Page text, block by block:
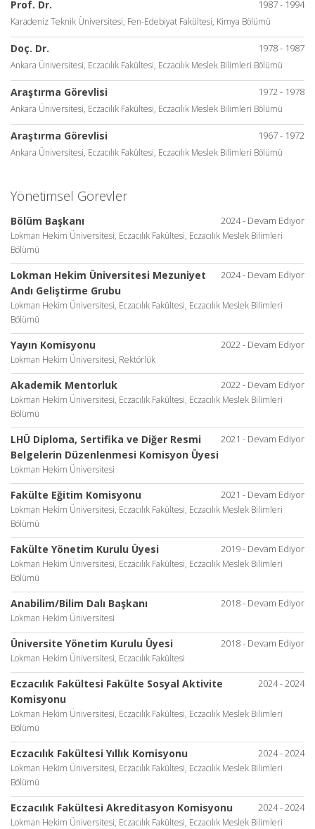
1987 - 1994
Prof. Dr.
Karadeniz Teknik Üniversitesi, Fen-Edebiyat Fakültesi, Kimya Bölümü
1978 - 1987
Doç. Dr.
Ankara Üniversitesi, Eczacılık Fakültesi, Eczacılık Meslek Bilimleri Bölümü
1972 - 1978
Araştırma Görevlisi
Ankara Üniversitesi, Eczacılık Fakültesi, Eczacılık Meslek Bilimleri Bölümü
1967 - 1972
Araştırma Görevlisi
Ankara Üniversitesi, Eczacılık Fakültesi, Eczacılık Meslek Bilimleri Bölümü
Yönetimsel Görevler
2024 - Devam Ediyor
Bölüm Başkanı
Lokman Hekim Üniversitesi, Eczacılık Fakültesi, Eczacılık Meslek Bilimleri
Bölümü
2024 - Devam Ediyor
Lokman Hekim Üniversitesi Mezuniyet
Andı Geliştirme Grubu
Lokman Hekim Üniversitesi, Eczacılık Fakültesi, Eczacılık Meslek Bilimleri
Bölümü
2022 - Devam Ediyor
Yayın Komisyonu
Lokman Hekim Üniversitesi, Rektörlük
2022 - Devam Ediyor
Akademik Mentorluk
Lokman Hekim Üniversitesi, Eczacılık Fakültesi, Eczacılık Meslek Bilimleri
Bölümü
2021 - Devam Ediyor
LHÜ Diploma, Sertifika ve Diğer Resmi
Belgelerin Düzenlenmesi Komisyon Üyesi
Lokman Hekim Üniversitesi
2021 - Devam Ediyor
Fakülte Eğitim Komisyonu
Lokman Hekim Üniversitesi, Eczacılık Fakültesi, Eczacılık Meslek Bilimleri
Bölümü
2019 - Devam Ediyor
Fakülte Yönetim Kurulu Üyesi
Lokman Hekim Üniversitesi, Eczacılık Fakültesi, Eczacılık Meslek Bilimleri
Bölümü
2018 - Devam Ediyor
Anabilim/Bilim Dalı Başkanı
Lokman Hekim Üniversitesi
2018 - Devam Ediyor
Üniversite Yönetim Kurulu Üyesi
Lokman Hekim Üniversitesi, Eczacılık Fakültesi
2024 - 2024
Eczacılık Fakültesi Fakülte Sosyal Aktivite
Komisyonu
Lokman Hekim Üniversitesi, Eczacılık Fakültesi, Eczacılık Meslek Bilimleri
Bölümü
2024 - 2024
Eczacılık Fakültesi Yıllık Komisyonu
Lokman Hekim Üniversitesi, Eczacılık Fakültesi, Eczacılık Meslek Bilimleri
Bölümü
2024 - 2024
Eczacılık Fakültesi Akreditasyon Komisyonu
Lokman Hekim Üniversitesi, Eczacılık Fakültesi, Eczacılık Meslek Bilimleri